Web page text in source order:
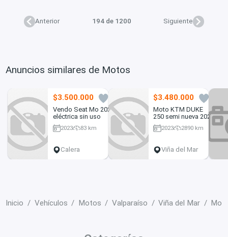
Anterior 194 de 1200 Siguiente
Anuncios similares de Motos
$3.500.000
Vendo Seat Mo 2023
eléctrica sin uso
2023 83 km
Calera
$3.480.000
Moto KTM DUKE
250 semi nueva 2023
2023
2890 km
Viña del Mar
Inicio Vehículos Motos Valparaíso Viña del Mar